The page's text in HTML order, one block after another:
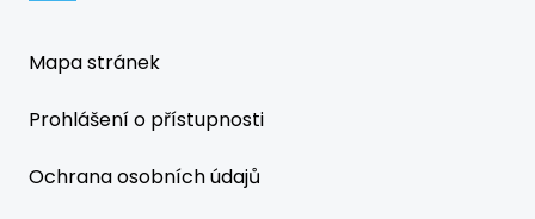
Mapa stránek
Prohlášení o přístupnosti
Ochrana osobních údajů